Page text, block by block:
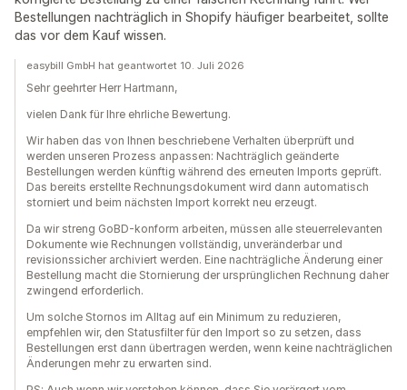
Bestellungen nachträglich in Shopify häufiger bearbeitet, sollte
das vor dem Kauf wissen.
easybill GmbH hat geantwortet 10. Juli 2026
Sehr geehrter Herr Hartmann,
vielen Dank für Ihre ehrliche Bewertung.
Wir haben das von Ihnen beschriebene Verhalten überprüft und
werden unseren Prozess anpassen: Nachträglich geänderte
Bestellungen werden künftig während des erneuten Imports geprüft.
Das bereits erstellte Rechnungsdokument wird dann automatisch
storniert und beim nächsten Import korrekt neu erzeugt.
Da wir streng GoBD-konform arbeiten, müssen alle steuerrelevanten
Dokumente wie Rechnungen vollständig, unveränderbar und
revisionssicher archiviert werden. Eine nachträgliche Änderung einer
Bestellung macht die Stornierung der ursprünglichen Rechnung daher
zwingend erforderlich.
Um solche Stornos im Alltag auf ein Minimum zu reduzieren,
empfehlen wir, den Statusfilter für den Import so zu setzen, dass
Bestellungen erst dann übertragen werden, wenn keine nachträglichen
Änderungen mehr zu erwarten sind.